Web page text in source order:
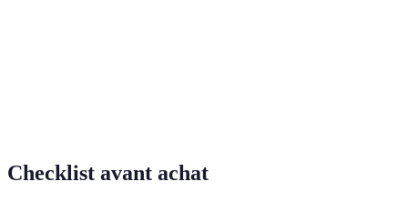
Checklist avant achat